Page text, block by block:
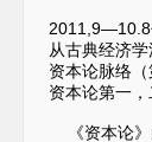
2011,9—10.8
从古典经济
资本论脉络
资本论第一，
《资本论》